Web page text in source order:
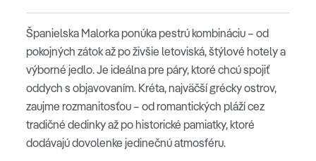
Španielska Malorka ponúka pestrú kombináciu – od
pokojných zátok až po živšie letoviská, štýlové hotely a
výborné jedlo. Je ideálna pre páry, ktoré chcú spojiť
oddych s objavovaním. Kréta, najväčší grécky ostrov,
zaujme rozmanitosťou – od romantických pláží cez
tradičné dedinky až po historické pamiatky, ktoré
dodávajú dovolenke jedinečnú atmosféru.